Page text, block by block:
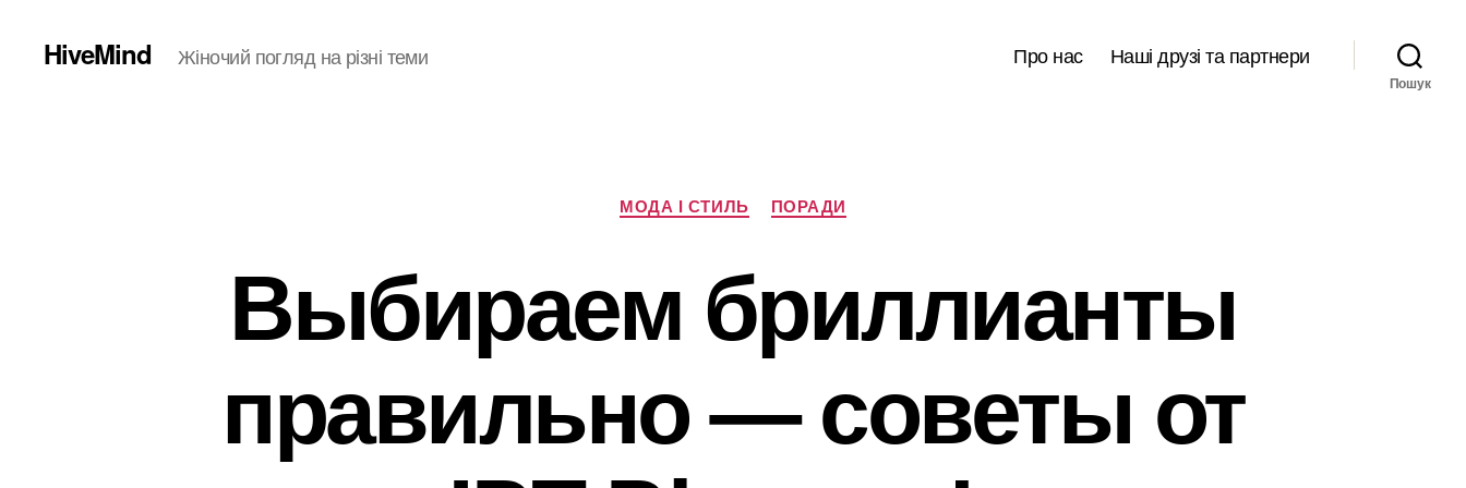
HiveMind Жіночий погляд на різні теми Про нас Наші друзі та партнери
Пошук
Категорії
МОДА І СТИЛЬ ПОРАДИ
Выбираем бриллианты
правильно — советы от